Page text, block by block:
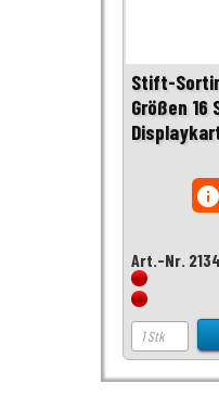
Stift-
Größen 16
Art.-Nr.